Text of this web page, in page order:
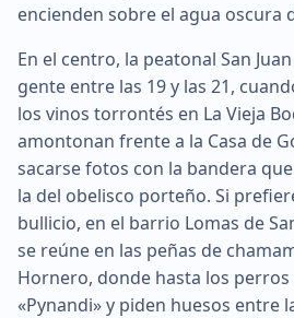
encienden sobre el agua oscura
En el centro, la peatonal San
gente entre las 19 y las 21,
los vinos torrontés en La Vieja
amontonan frente a la Casa de
sacarse fotos con la bandera
la del obelisco porteño. Si
bullicio, en el barrio Lomas de
se reúne en las peñas de
Hornero, donde hasta los
«Pynandi» y piden huesos entre